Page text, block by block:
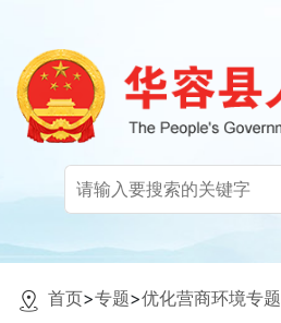
首页>专题>优化营商环境专题